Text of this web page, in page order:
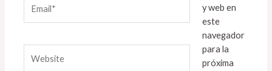
y web en
este
navegador
para la
próxima